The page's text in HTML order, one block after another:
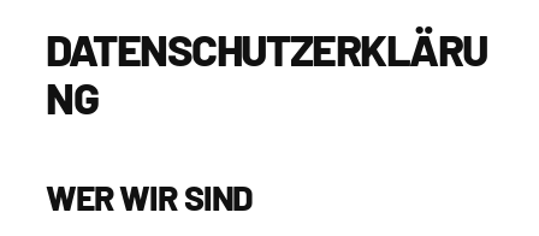
DATENSCHUTZERKLÄRU
NG
WER WIR SIND